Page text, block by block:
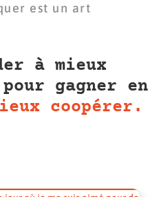
est un art
à mieux
pour gagner en
coopérer.